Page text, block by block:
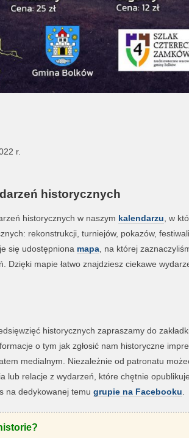
r.
historycznych
historycznych w naszym kalendarzu , w
rekonstrukcji, turniejów, pokazów,
się udostępniona mapa, na której
Dzięki mapie łatwo znajdziesz ciekawe
historycznych zapraszamy do
o tym jak zgłosić nam historyczne
medialnym. Niezależnie od patronatu
lub relacje z wydarzeń, które chętnie
na dedykowanej temu grupie na Facebooku